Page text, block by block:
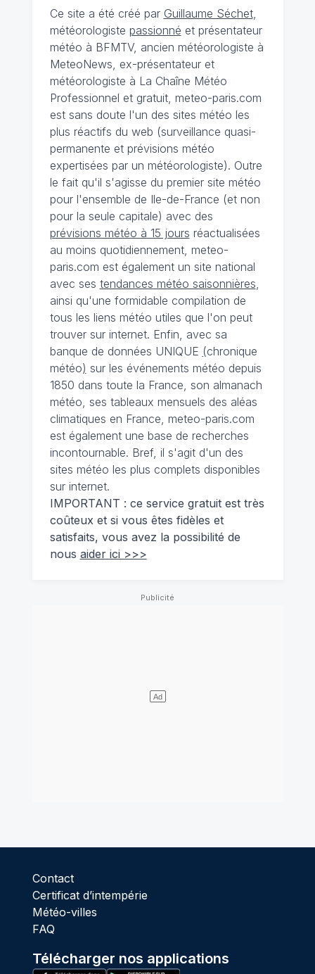
Ce site a été créé par Guillaume Séchet,
météorologiste passionné et présentateur
météo à BFMTV, ancien météorologiste à
MeteoNews, ex-présentateur et
météorologiste à La Chaîne Météo
Professionnel et gratuit, meteo-paris.com
est sans doute l'un des sites météo les
plus réactifs du web (surveillance quasi-
permanente et prévisions météo
expertisées par un météorologiste). Outre
le fait qu'il s'agisse du premier site météo
pour l'ensemble de Ile-de-France (et non
pour la seule capitale) avec des
prévisions météo à 15 jours réactualisées
au moins quotidiennement, meteo-
paris.com est également un site national
avec ses tendances météo saisonnières
ainsi qu'une formidable compilation de
tous les liens météo utiles que l'on peut
trouver sur internet. Enfin, avec sa
banque de données UNIQUE (chronique
météo) sur les événements météo depuis
1850 dans toute la France, son almanach
météo, ses tableaux mensuels des aléas
climatiques en France, meteo-paris.com
est également une base de recherches
incontournable. Bref, il s'agit d'un des
sites météo les plus complets disponibles
sur internet.
IMPORTANT : ce service gratuit est très
coûteux et si vous êtes fidèles et
satisfaits, vous avez la possibilité de
nous aider ici >>>
Contact
Certificat d’intempérie
Météo-villes
FAQ
Télécharger nos applications